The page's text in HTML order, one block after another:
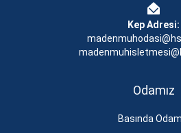
Kep Adresi:
Odamız
Basında